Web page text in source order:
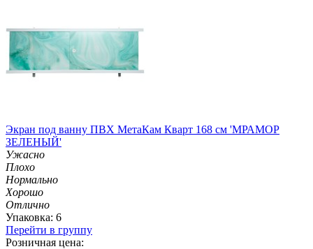
Экран под ванну ПВХ МетаКам Кварт 168 см 'МРАМОР
ЗЕЛЕНЫЙ'
Ужасно
Плохо
Нормально
Хорошо
Отлично
Упаковка: 6
Перейти в группу
Розничная цена: